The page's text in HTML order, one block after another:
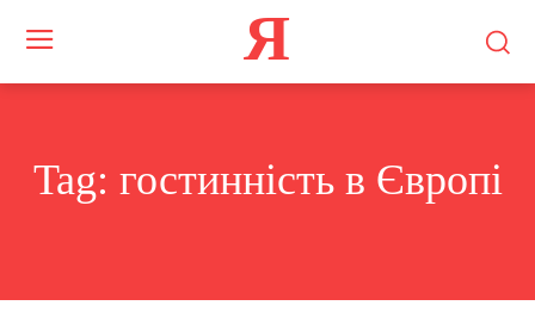
Я
Tag: гостинність в Європі